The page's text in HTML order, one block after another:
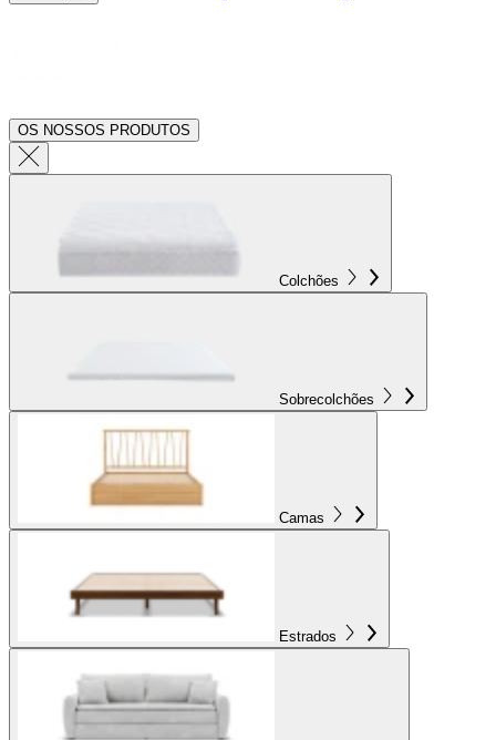
OS NOSSOS PRODUTOS
Colchões
Sobrecolchões
Camas
Estrados